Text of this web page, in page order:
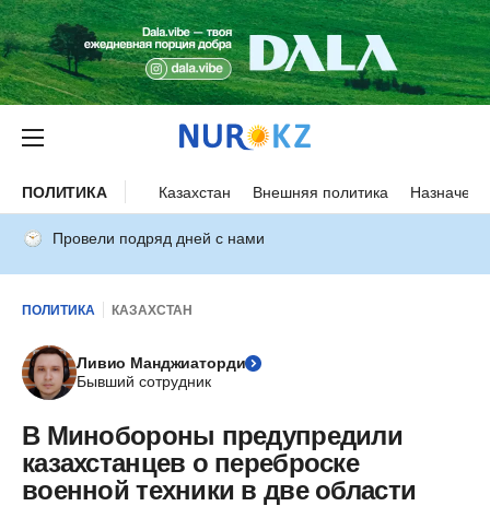
ПОЛИТИКА Казахстан Внешняя политика
Провели подряд дней с нами
ПОЛИТИКА КАЗАХСТАН
Ливио Манджиаторди
Бывший сотрудник
В Минобороны предупредили
казахстанцев о переброске
военной техники в две области